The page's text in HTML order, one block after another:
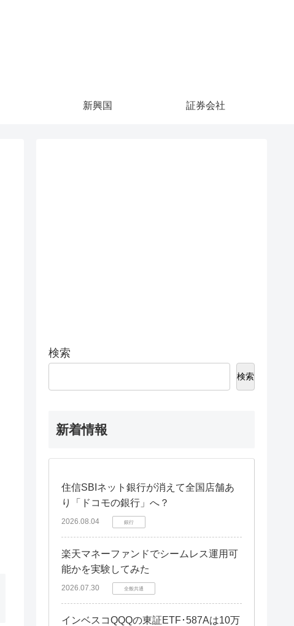
新興国 証券会社
検索
検索
新着情報
住信SBIネット銀行が消えて全国店舗あ
り「ドコモの銀行」へ？
2026.08.04 銀行
楽天マネーファンドでシームレス運用可
能かを実験してみた
2026.07.30 全般共通
インベスコQQQの東証ETF･587Aは10万